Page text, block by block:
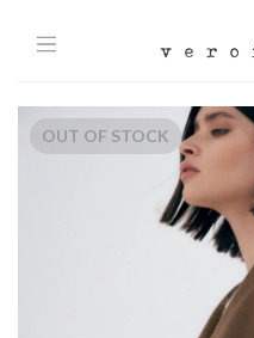
OUT OF STOCK